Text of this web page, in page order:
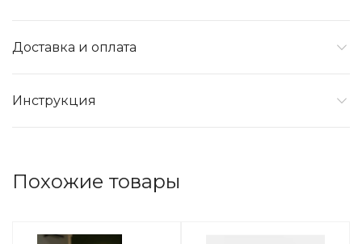
Доставка и оплата
Инструкция
Похожие товары